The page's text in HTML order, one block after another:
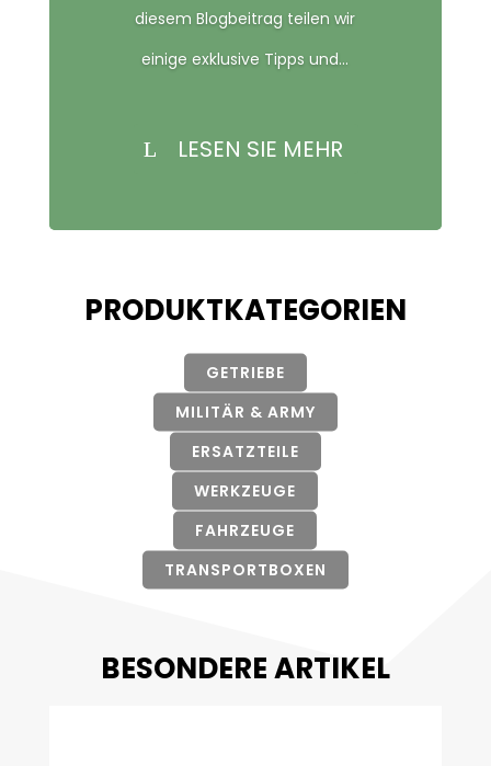
diesem Blogbeitrag teilen wir
einige exklusive Tipps und...
LESEN SIE MEHR
PRODUKTKATEGORIEN
GETRIEBE
MILITÄR & ARMY
ERSATZTEILE
WERKZEUGE
FAHRZEUGE
TRANSPORTBOXEN
BESONDERE ARTIKEL